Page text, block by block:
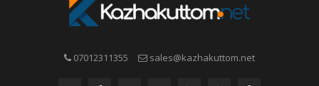
07012311355 sales@kazhakuttom.net